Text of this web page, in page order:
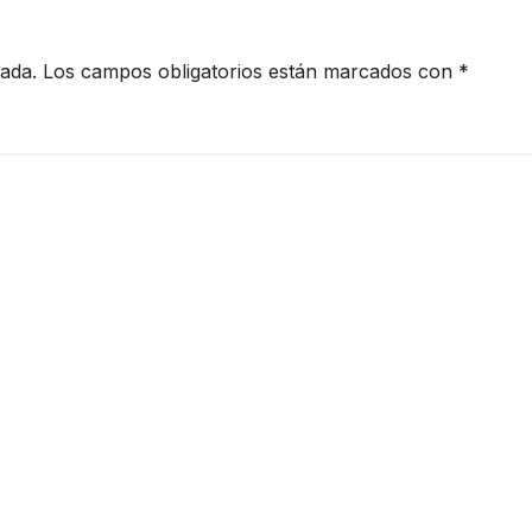
Los campos obligatorios están marcados con *